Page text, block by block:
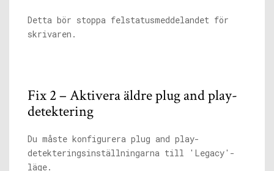
Detta bör stoppa felstatusmeddelandet för
skrivaren.
Fix 2 – Aktivera äldre plug and play-
detektering
Du måste konfigurera plug and play-
detekteringsinställningarna till 'Legacy'-
läge.